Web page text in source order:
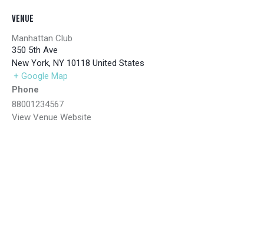
Venue
Manhattan Club
350 5th Ave
New York, NY 10118 United States
+ Google Map
Phone
88001234567
View Venue Website